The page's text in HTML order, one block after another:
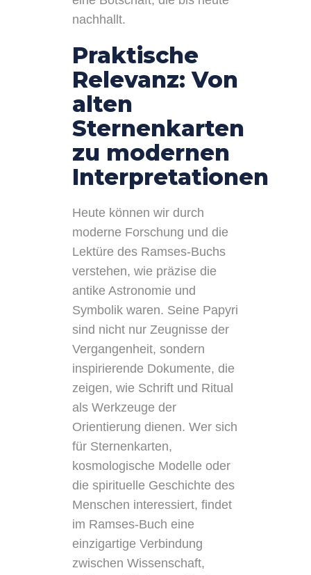
nachhallt.
Praktische
Relevanz: Von
alten
Sternenkarten
zu modernen
Interpretationen
Heute können wir durch
moderne Forschung und die
Lektüre des Ramses-Buchs
verstehen, wie präzise die
antike Astronomie und
Symbolik waren. Seine Papyri
sind nicht nur Zeugnisse der
Vergangenheit, sondern
inspirierende Dokumente, die
zeigen, wie Schrift und Ritual
als Werkzeuge der
Orientierung dienen. Wer sich
für Sternenkarten,
kosmologische Modelle oder
die spirituelle Geschichte des
Menschen interessiert, findet
im Ramses-Buch eine
einzigartige Verbindung
zwischen Wissenschaft,